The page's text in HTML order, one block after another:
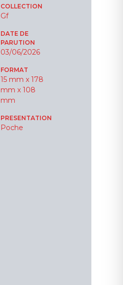
COLLECTION
Gf
DATE DE
PARUTION
03/06/2026
FORMAT
15 mm x 178
mm x 108
mm
PRESENTATION
Poche